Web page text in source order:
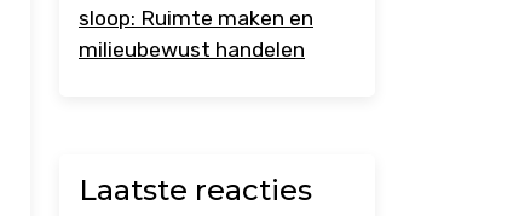
sloop: Ruimte maken en
milieubewust handelen
Laatste reacties